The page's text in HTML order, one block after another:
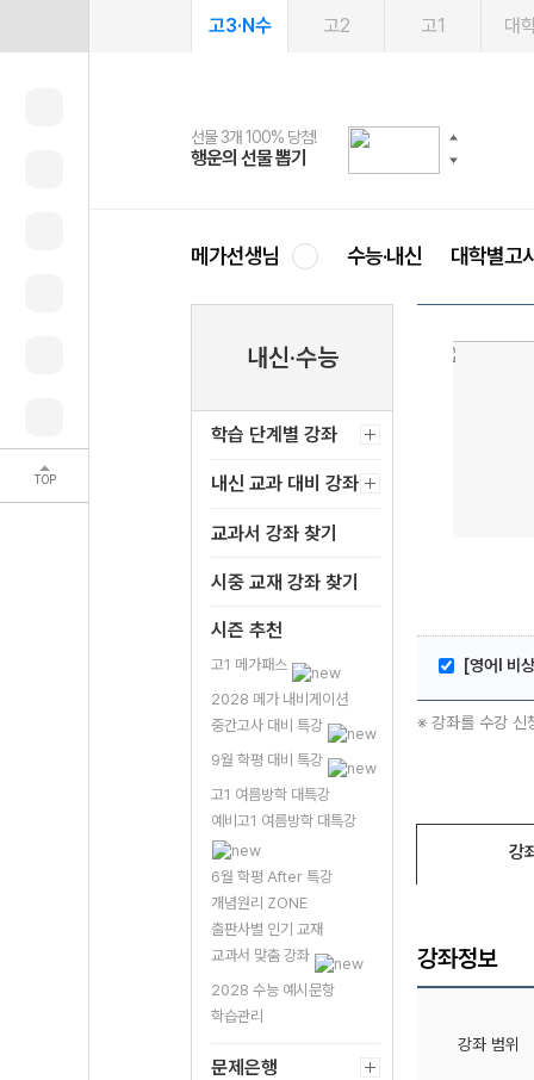
TOP
고3·N수 고2 고1 대
선물 3개 100% 당첨!
행운의 선물 뽑기
선물 100% 증정!
메가스터디 X 올리브
여름방학 스터디 캐시백
메가런 썸머스쿨
2027 러셀 단과
강사 공개선발
스마트러닝앱
설문 EVENT
메가패스
3일 무료 체험권
메가패스 수강생 무료혜택!
메가클럽 멤버십
사회공헌 캠페인
희망이룸 메가나눔
메가선생님 수능·내신 대학별고
내신·수능
학습 단계별 강좌
내신 교과 대비 강좌
교과서 강좌 찾기
시중 교재 강좌 찾기
시즌 추천
고1 메가패스
2028 메가 내비게이션
중간고사 대비 특강
9월 학평 대비 특강
고1 여름방학 대특강
예비고1 여름방학 대특강
6월 학평 After 특강
개념원리 ZONE
출판사별 인기 교재
교과서 맞춤 강좌
2028 수능 예시문항
학습관리
문제은행
[영어l 비
※ 강좌를 수강 신
강
강좌정보
강좌 범위